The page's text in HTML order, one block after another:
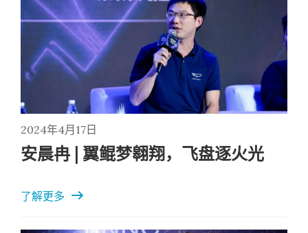
应新的环境。
2024年4月17日
安晨冉 | 翼鲲梦翱翔，飞盘逐火光
了解更多